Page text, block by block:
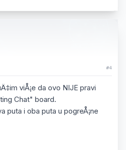
#4
viÅ¡e da ovo NIJE pravi
Chat" board.
puta i oba puta u pogreÅ¡ne